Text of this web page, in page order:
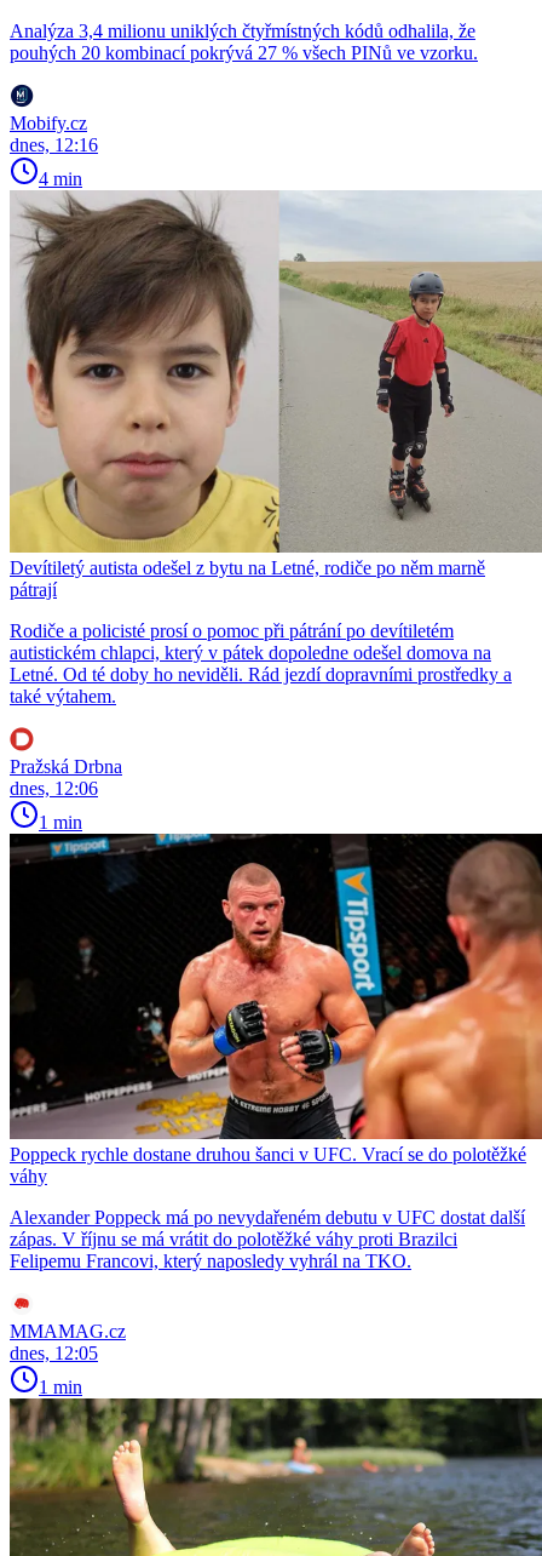
Analýza 3,4 milionu uniklých čtyřmístných kódů odhalila, že
pouhých 20 kombinací pokrývá 27 % všech PINů ve vzorku.
Mobify.cz
dnes, 12:16
4 min
Devítiletý autista odešel z bytu na Letné, rodiče po něm marně
pátrají
Rodiče a policisté prosí o pomoc při pátrání po devítiletém
autistickém chlapci, který v pátek dopoledne odešel domova na
Letné. Od té doby ho neviděli. Rád jezdí dopravními prostředky a
také výtahem.
Pražská Drbna
dnes, 12:06
1 min
Poppeck rychle dostane druhou šanci v UFC. Vrací se do polotěžké
váhy
Alexander Poppeck má po nevydařeném debutu v UFC dostat další
zápas. V říjnu se má vrátit do polotěžké váhy proti Brazilci
Felipemu Francovi, který naposledy vyhrál na TKO.
MMAMAG.cz
dnes, 12:05
1 min